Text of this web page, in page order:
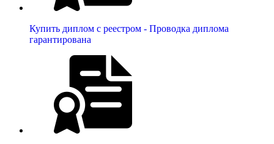
Купить диплом с реестром - Проводка диплома
гарантирована